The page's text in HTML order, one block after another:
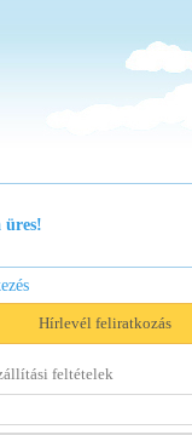
Bölcsőde
Család
Akció
üres!
Hírlevél feliratkozás
feltételek